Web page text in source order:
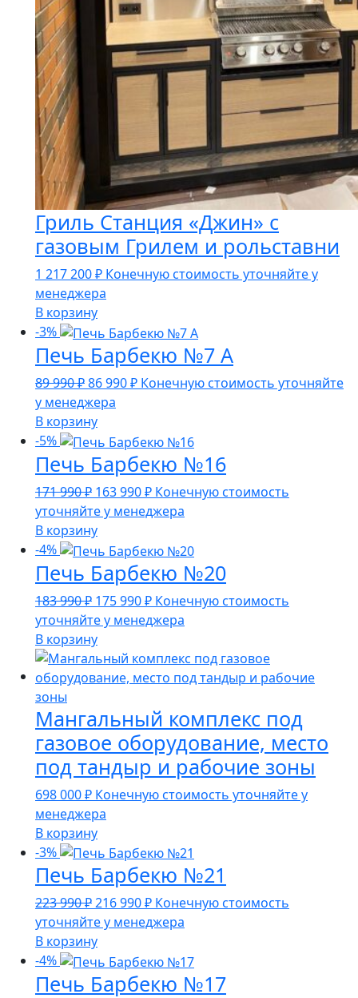
Гриль Станция «Джин» с
газовым Грилем и рольставни
1 217 200₽ Конечную стоимость уточняйте у
менеджера
В корзину
-3%
Печь Барбекю №7 А
89 990₽Первоначальная
цена
составляла
89
990 ₽.
86 990₽Текущая
990 ₽.
Конечную стоимость уточняйте
у менеджера
В корзину
-5%
Печь Барбекю №16
171 990₽ Первоначальная
цена
составляла
171
990 ₽.
163 990₽Текущая
цена:
990 ₽.
Конечную стоимость
уточняйте у менеджера
В корзину
-4%
Печь Барбекю №20
183 990₽ Первоначальная
цена
составляла
183
990 ₽.
175 990₽Текущая
цена:
990 ₽.
Конечную стоимость
уточняйте у менеджера
В корзину
Мангальный комплекс под
газовое оборудование, место
под тандыр и рабочие зоны
698 000₽ Конечную стоимость уточняйте у
менеджера
В корзину
-3%
Печь Барбекю №21
223 990₽ Первоначальная
цена
составляла
223
990 ₽.
216 990₽Текущая
цена:
990 ₽.
Конечную стоимость
уточняйте у менеджера
В корзину
-4%
Печь Барбекю №17